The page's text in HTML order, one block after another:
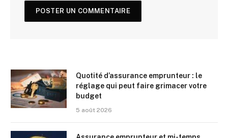
Quotité d’assurance emprunteur : le
réglage qui peut faire grimacer votre
budget
5 août 2026